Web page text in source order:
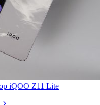
iQOO Z11 Lite